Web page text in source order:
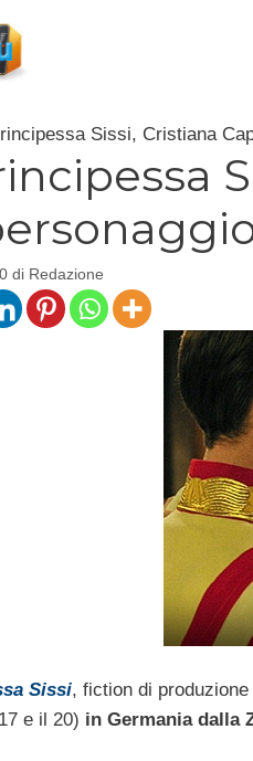
Sissi, Cristiana
di Redazione
Sissi, fiction di
e il 20) in Germania dalla